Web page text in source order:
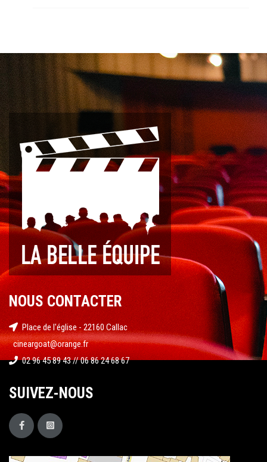
NOUS CONTACTER
Place de l'église - 22160 Callac
cineargoat@orange.fr
02 96 45 89 43 // 06 86 24 68 67
SUIVEZ-NOUS